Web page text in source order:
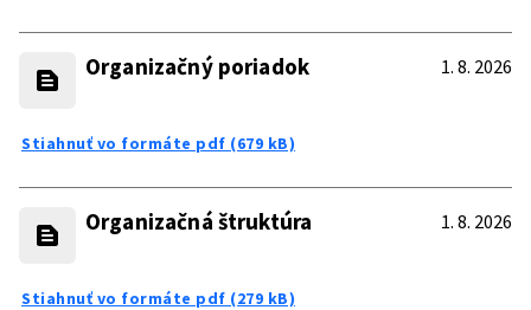
Organizačný poriadok 1. 8. 2026
Stiahnuť vo formáte pdf (679 kB)
Organizačná štruktúra 1. 8. 2026
Stiahnuť vo formáte pdf (279 kB)